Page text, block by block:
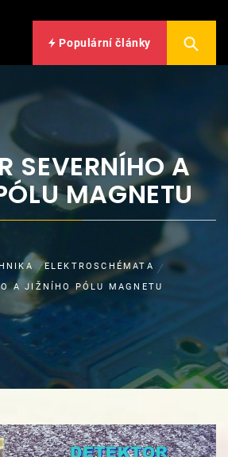
Populární články
SEVERNÍHO A
MAGNETU
ELEKTROSCHÉMATA
A JIŽNÍHO PÓLU MAGNETU